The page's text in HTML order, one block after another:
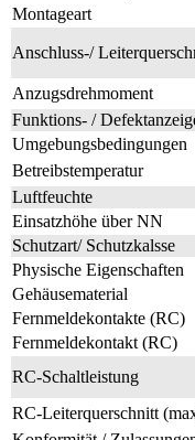
Montageart
Anschluss-/
Anzugsdrehmoment
Funktions- /
Umgebungsbedingungen
Betreibstemperatur
Luftfeuchte
Einsatzhöhe über NN
Schutzart/ Schutzkalsse
Physische Eigenschaften
Gehäusematerial
Fernmeldekontakte (RC)
Fernmeldekontakt (RC)
RC-Schaltleistung
RC-Leiterquerschnitt